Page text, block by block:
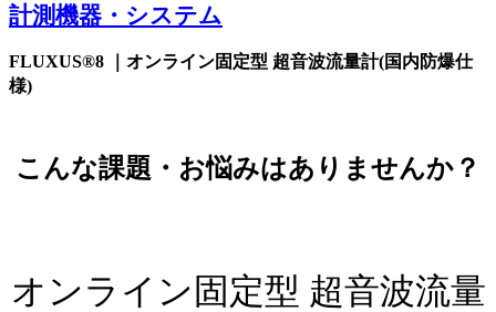
計測機器・システム
FLUXUS®8 ｜オンライン固定型 超音波流量計(国内防爆仕
様)
こんな課題・お悩みはありませんか？
オンライン固定型 超音波流量